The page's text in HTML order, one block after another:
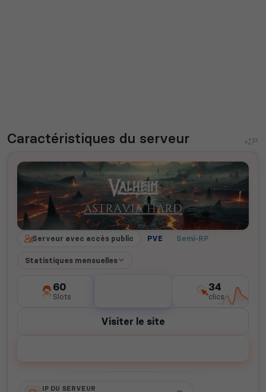
Caractéristiques du serveur
Serveur avec accès public PVE Semi-RP
Statistiques mensuelles
60
Slots
34
clics
Visiter le site
IP DU SERVEUR